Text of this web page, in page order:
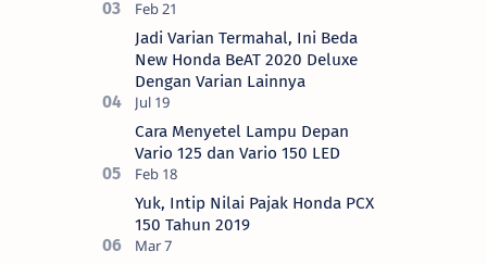
Jadi Varian Termahal, Ini Beda
New Honda BeAT 2020 Deluxe
Dengan Varian Lainnya
Cara Menyetel Lampu Depan
Vario 125 dan Vario 150 LED
Yuk, Intip Nilai Pajak Honda PCX
150 Tahun 2019